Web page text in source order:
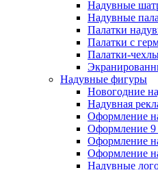
Надувные
Надувные
Палатки
Палатки с
Палатки-
Надувные фигуры
Новогодние
Надувная
Оформление
Оформление 9
Оформление
Оформление
Надувные